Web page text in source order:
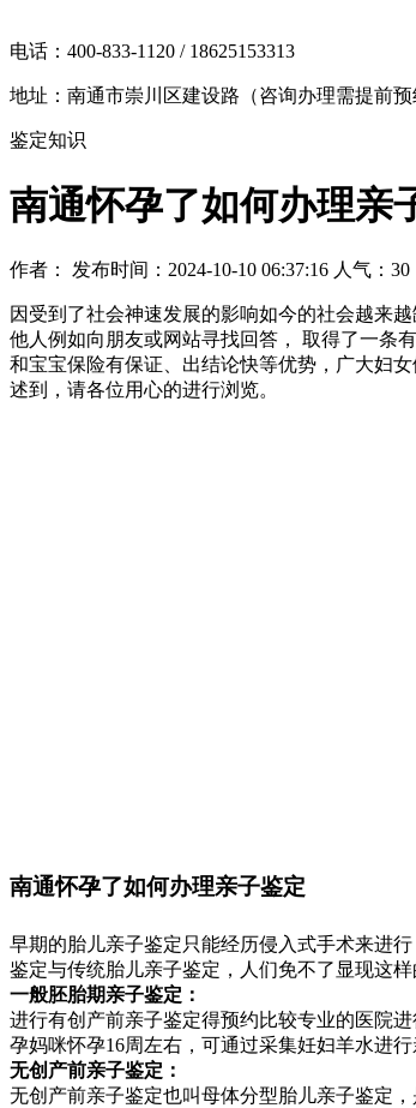
电话：400-833-1120 / 18625153313
地址：南通市崇川区建设路（咨询办理需提前预
鉴定知识
南通怀孕了如何办理亲
作者： 发布时间：2024-10-10 06:37:16 人气： 30
因受到了社会神速发展的影响如今的社会越来
他人例如向朋友或网站寻找回答， 取得了一条
和宝宝保险有保证、出结论快等优势，广大妇
述到，请各位用心的进行浏览。
南通怀孕了如何办理亲子鉴定
早期的胎儿亲子鉴定只能经历侵入式手术来进
鉴定与传统胎儿亲子鉴定，人们免不了显现这
一般胚胎期亲子鉴定：
进行有创产前亲子鉴定得预约比较专业的医院
孕妈咪怀孕16周左右，可通过采集妊妇羊水进
无创产前亲子鉴定：
无创产前亲子鉴定也叫母体分型胎儿亲子鉴定